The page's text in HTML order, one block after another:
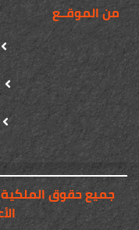
من الموقــع